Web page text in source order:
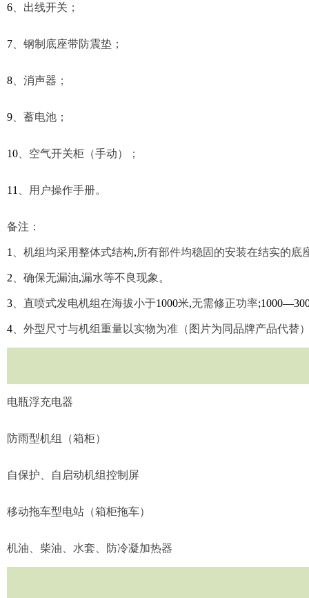
6 出线开关；
7 钢制底座带防震垫；
8 消声器；
9 蓄电池；
10 、空气开关柜（手动）；
11 、用户操作手册。
备注：
1 、机组均采用整体式结构,所有部件均稳固的安装在结实的底
2 、确保无漏油,漏水等不良现象。
3 、直喷式发电机组在海拔小于1000米,无需修正功率
4 、外型尺寸与机组重量以实物为准（图片为同品牌产品代替
电瓶浮充电器
防雨型机组（箱柜）
自保护、自启动机组控制屏
移动拖车型电站（箱柜拖车）
机油、柴油、水套、防冷凝加热器